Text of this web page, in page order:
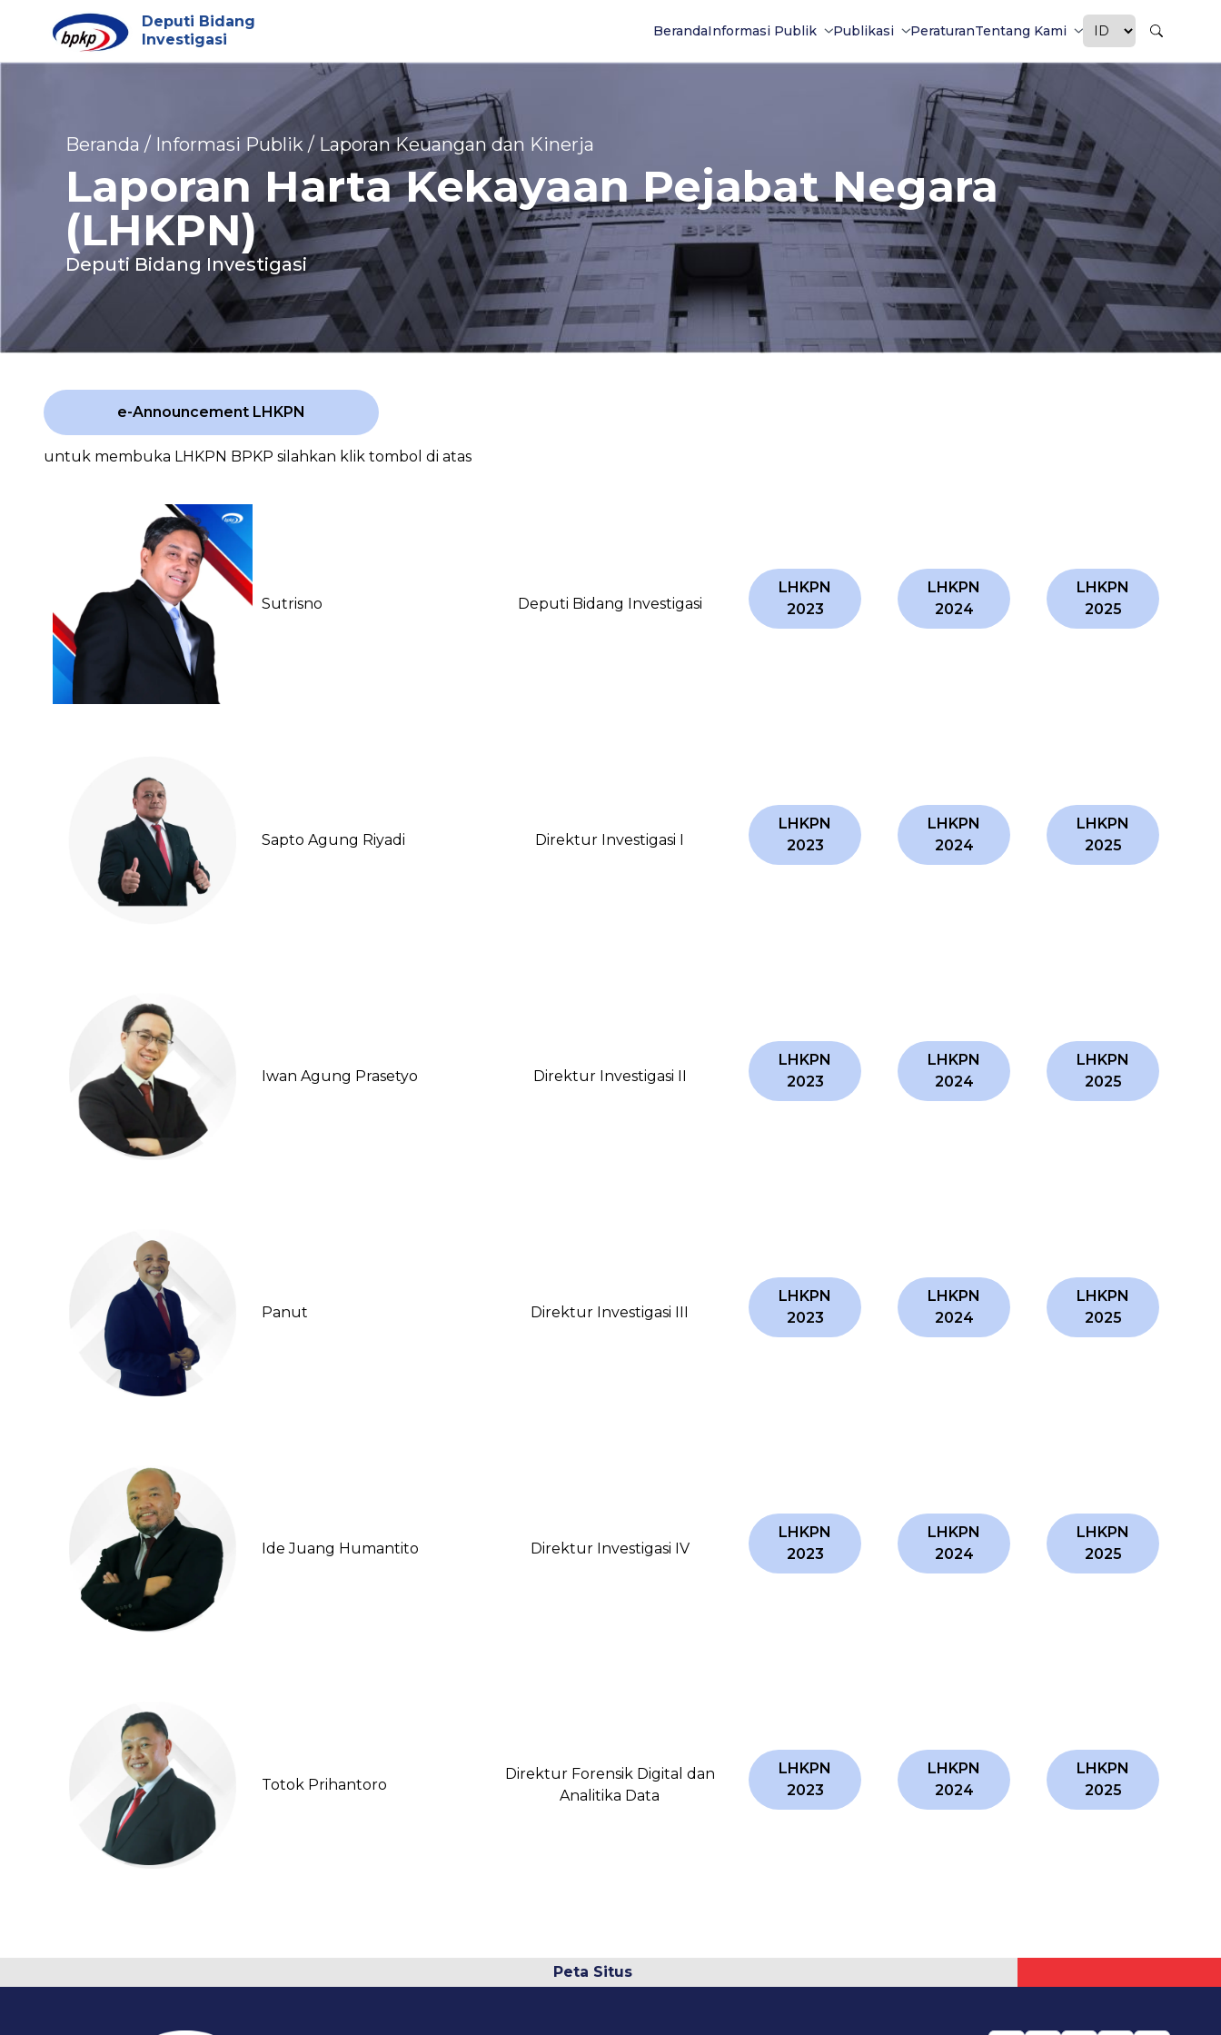
Deputi Bidang
Investigasi
BerandaInformasi Publik Publikasi PeraturanTentang Kami
Beranda / Informasi Publik / Laporan Keuangan dan Kinerja
Laporan Harta Kekayaan Pejabat Negara
(LHKPN)
Deputi Bidang Investigasi
e-Announcement LHKPN
untuk membuka LHKPN BPKP silahkan klik tombol di atas
Sutrisno Deputi Bidang Investigasi
LHKPN
2023
LHKPN
2024
LHKPN
2025
Sapto Agung Riyadi Direktur Investigasi I
LHKPN
2023
LHKPN
2024
LHKPN
2025
Iwan Agung Prasetyo Direktur Investigasi II
LHKPN
2023
LHKPN
2024
LHKPN
2025
Panut Direktur Investigasi III
LHKPN
2023
LHKPN
2024
LHKPN
2025
Ide Juang Humantito Direktur Investigasi IV
LHKPN
2023
LHKPN
2024
LHKPN
2025
Totok Prihantoro
Direktur Forensik Digital dan
Analitika Data
LHKPN
2023
LHKPN
2024
LHKPN
2025
Peta Situs